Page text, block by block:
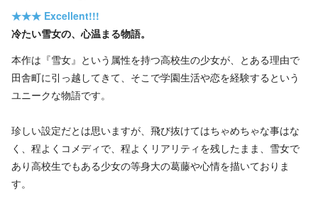
★★★ Excellent!!!
冷たい雪女の、心温まる物語。
本作は『雪女』という属性を持つ高校生の少女が、とある理由で
田舎町に引っ越してきて、そこで学園生活や恋を経験するという
ユニークな物語です。
珍しい設定だとは思いますが、飛び抜けてはちゃめちゃな事はな
く、程よくコメディで、程よくリアリティを残したまま、雪女で
あり高校生でもある少女の等身大の葛藤や心情を描いておりま
す。